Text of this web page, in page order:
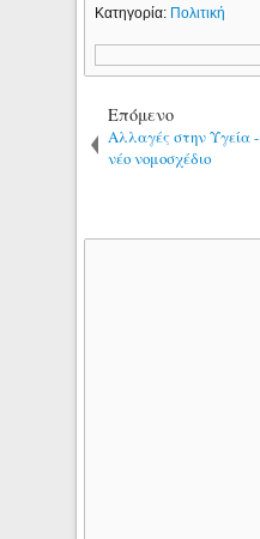
Κατηγορία: Πολιτική
Επόμενο
Αλλαγές στην Υγεία -
νέο νομοσχέδιο